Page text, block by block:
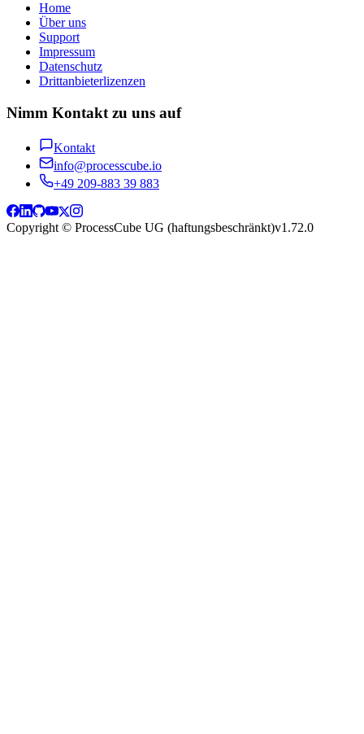
Home
Über uns
Support
Impressum
Datenschutz
Drittanbieterlizenzen
Nimm Kontakt zu uns auf
Kontakt
info@processcube.io
+49 209-883 39 883
Copyright © ProcessCube UG (haftungsbeschränkt)v1.72.0